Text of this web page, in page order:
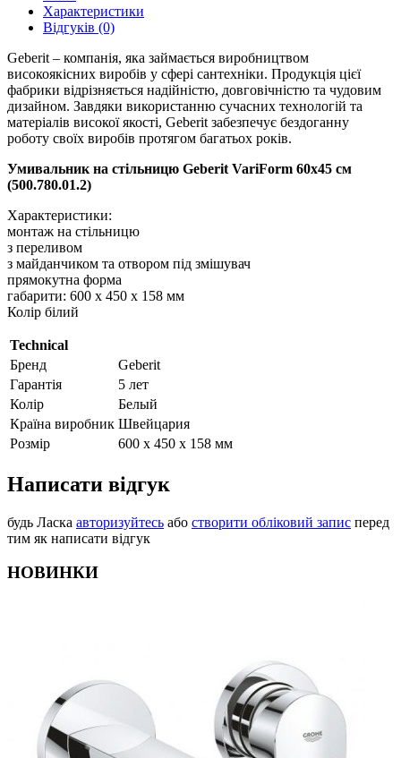
Характеристики
Відгуків (0)
Geberit – компанія, яка займається виробництвом
високоякісних виробів у сфері сантехніки. Продукція цієї
фабрики відрізняється надійністю, довговічністю та чудовим
дизайном. Завдяки використанню сучасних технологій та
матеріалів високої якості, Geberit забезпечує бездоганну
роботу своїх виробів протягом багатьох років.
Умивальник на стільницю Geberit VariForm 60х45 см
(500.780.01.2)
Характеристики:
монтаж на стільницю
з переливом
з майданчиком та отвором під змішувач
прямокутна форма
габарити: 600 х 450 х 158 мм
Колір білий
Technical
Бренд
Geberit
Гарантія
5 лет
Колір
Белый
Країна виробник Швейцария
Розмір
600 х 450 х 158 мм
Написати відгук
будь Ласка авторизуйтесь або створити обліковий запис перед
тим як написати відгук
НОВИНКИ